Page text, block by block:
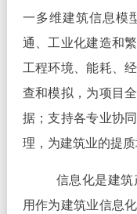
一多维建筑信息模
通、工业化建造和
工程环境、能耗、
查和模拟，为项目
据；支持各专业协
理，为建筑业的提
信息化是建
用作为建筑业信息